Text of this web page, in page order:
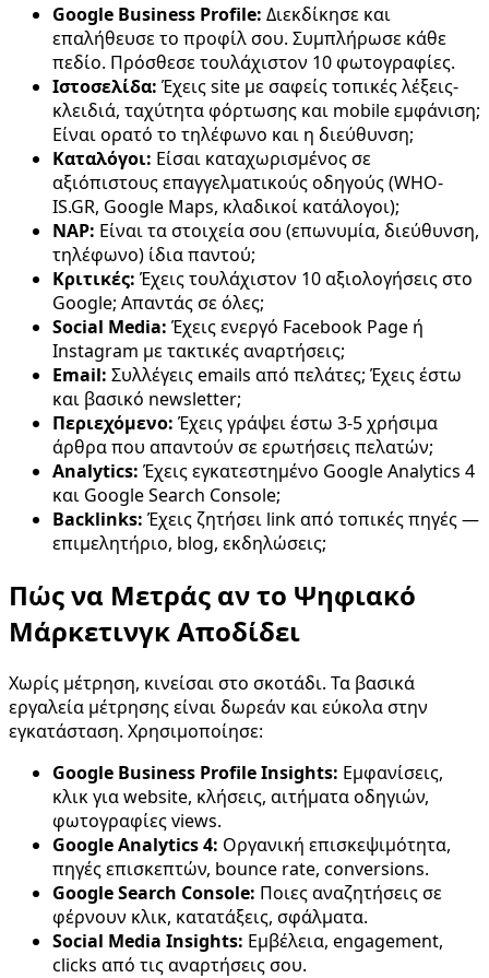
Google Business Profile: Διεκδίκησε και
επαλήθευσε το προφίλ σου. Συμπλήρωσε κάθε
πεδίο. Πρόσθεσε τουλάχιστον 10 φωτογραφίες.
Ιστοσελίδα: Έχεις site με σαφείς τοπικές λέξεις-
κλειδιά, ταχύτητα φόρτωσης και mobile εμφάνιση;
Είναι ορατό το τηλέφωνο και η διεύθυνση;
Καταλόγοι: Είσαι καταχωρισμένος σε
αξιόπιστους επαγγελματικούς οδηγούς (WHO-
IS.GR, Google Maps, κλαδικοί κατάλογοι);
NAP: Είναι τα στοιχεία σου (επωνυμία, διεύθυνση,
τηλέφωνο) ίδια παντού;
Κριτικές: Έχεις τουλάχιστον 10 αξιολογήσεις στο
Google; Απαντάς σε όλες;
Social Media: Έχεις ενεργό Facebook Page ή
Instagram με τακτικές αναρτήσεις;
Email: Συλλέγεις emails από πελάτες; Έχεις έστω
και βασικό newsletter;
Περιεχόμενο: Έχεις γράψει έστω 3-5 χρήσιμα
άρθρα που απαντούν σε ερωτήσεις πελατών;
Analytics: Έχεις εγκατεστημένο Google Analytics 4
και Google Search Console;
Backlinks: Έχεις ζητήσει link από τοπικές πηγές —
επιμελητήριο, blog, εκδηλώσεις;
Πώς να Μετράς αν το Ψηφιακό
Μάρκετινγκ Αποδίδει
Χωρίς μέτρηση, κινείσαι στο σκοτάδι. Τα βασικά
εργαλεία μέτρησης είναι δωρεάν και εύκολα στην
εγκατάσταση. Χρησιμοποίησε:
Google Business Profile Insights: Εμφανίσεις,
κλικ για website, κλήσεις, αιτήματα οδηγιών,
φωτογραφίες views.
Google Analytics 4: Οργανική επισκεψιμότητα,
πηγές επισκεπτών, bounce rate, conversions.
Google Search Console: Ποιες αναζητήσεις σε
φέρνουν κλικ, κατατάξεις, σφάλματα.
Social Media Insights: Εμβέλεια, engagement,
clicks από τις αναρτήσεις σου.